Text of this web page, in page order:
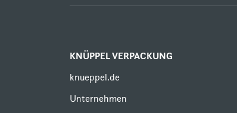
KNÜPPEL VERPACKUNG
knueppel.de
Unternehmen